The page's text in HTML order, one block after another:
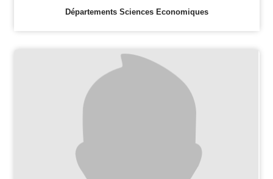
Départements Sciences Economiques